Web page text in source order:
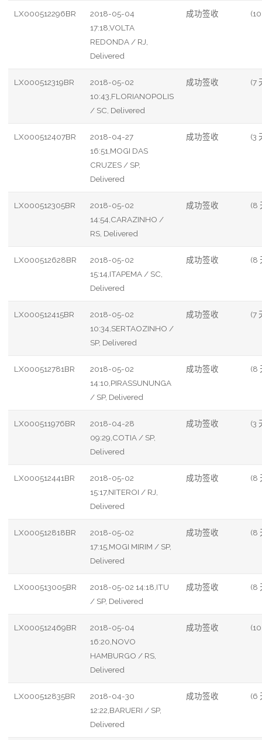
LX000512296BR
2018-05-04
17:18,VOLTA
REDONDA / RJ,
Delivered
成功签收
LX000512319BR
2018-05-02
10:43,FLORIANOPOLIS
/ SC, Delivered
成功签收 (7
LX000512407BR
2018-04-27
16:51,MOGI DAS
CRUZES / SP,
Delivered
成功签收 (3
LX000512305BR
2018-05-02
14:54,CARAZINHO /
RS, Delivered
成功签收 (8
LX000512628BR
2018-05-02
15:14,ITAPEMA / SC,
Delivered
成功签收 (8
LX000512415BR
2018-05-02
10:34,SERTAOZINHO /
SP, Delivered
成功签收 (7
LX000512781BR
2018-05-02
14:10,PIRASSUNUNGA
/ SP, Delivered
成功签收 (8
LX000511976BR
2018-04-28
09:29,COTIA / SP,
Delivered
成功签收 (3
LX000512441BR
2018-05-02
15:17,NITEROI / RJ,
Delivered
成功签收 (8
LX000512818BR
2018-05-02
17:15,MOGI MIRIM / SP,
Delivered
成功签收 (8
LX000513005BR
2018-05-02 14:18,ITU
/ SP, Delivered
成功签收 (8
LX000512469BR
2018-05-04
16:20,NOVO
HAMBURGO / RS,
Delivered
成功签收
LX000512835BR
2018-04-30
12:22,BARUERI / SP,
Delivered
成功签收 (6